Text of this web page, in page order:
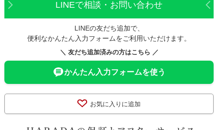
LINEで相談・お問い合わせ
LINEの友だち追加で、
便利なかんたん入力フォームをご利用いただけます。
＼ 友だち追加済みの方はこちら ／
かんたん入力フォームを使う
お気に入りに追加